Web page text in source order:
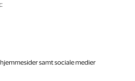
samt sociale medier